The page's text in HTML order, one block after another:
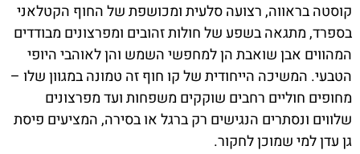
קוסטה בראווה, רצועה סלעית ומכושפת של החוף הקטלאני
בספרד, מתגאה בשפע של חולות זהובים ומפרצונים מבודדים
המהווים אבן שואבת הן למחפשי השמש והן לאוהבי היופי
הטבעי. המשיכה הייחודית של קו חוף זה טמונה במגוון שלו –
מחופים חוליים רחבים שוקקים משפחות ועד מפרצונים
שלווים ונסתרים הנגישים רק ברגל או בסירה, המציעים פיסת
גן עדן למי שמוכן לחקור.